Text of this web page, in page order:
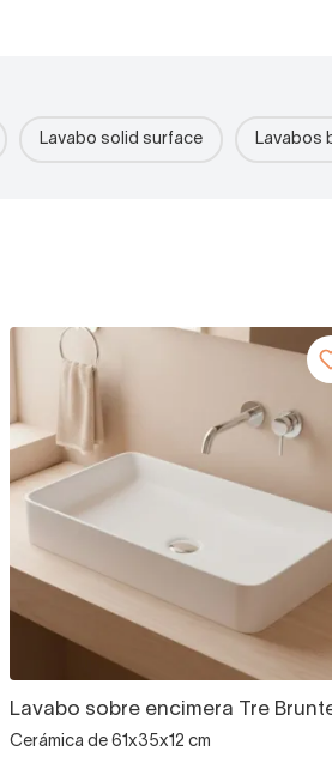
Lavabo solid surface Lavabos
Lavabo sobre encimera Tre
Cerámica de 61x35x12 cm